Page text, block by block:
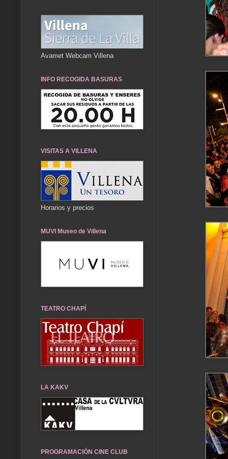
Avamet Webcam Villena
INFO RECOGIDA BASURAS
VISITAS A VILLENA
Horarios y precios
MUVI Museo de Villena
TEATRO CHAPÍ
LA KAKV
PROGRAMACIÓN CINE CLUB